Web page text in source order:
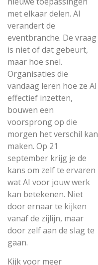
met elkaar delen. AI
verandert de
eventbranche. De vraag
is niet of dat gebeurt,
maar hoe snel.
Organisaties die
vandaag leren hoe ze AI
effectief inzetten,
bouwen een
voorsprong op die
morgen het verschil kan
maken. Op 21
september krijg je de
kans om zelf te ervaren
wat AI voor jouw werk
kan betekenen. Niet
door ernaar te kijken
vanaf de zijlijn, maar
door zelf aan de slag te
gaan.
Kijk voor meer